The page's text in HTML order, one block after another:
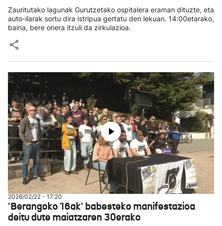
Zauritutako lagunak Gurutzetako ospitalera eraman dituzte, eta
auto-ilarak sortu dira istripua gertatu den lekuan. 14:00etarako,
baina, bere onera itzuli da zirkulazioa.
2026/02/22 - 17:20
'Berangoko 16ak' babesteko manifestazioa
deitu dute maiatzaren 30erako